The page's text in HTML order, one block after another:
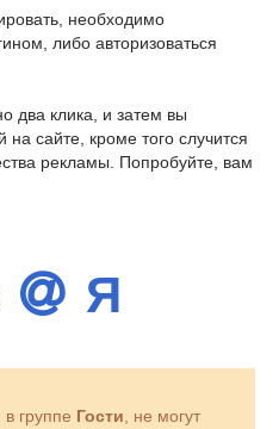
необходимо
либо авторизоваться
два клика, и затем вы
сайте, кроме того случится
рекламы. Попробуйте, вам
группе Гости, не могут